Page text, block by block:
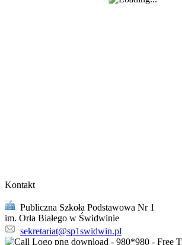
Kontakt
Publiczna Szkoła Podstawowa Nr 1
im. Orła Białego w Świdwinie
sekretariat@sp1swidwin.pl